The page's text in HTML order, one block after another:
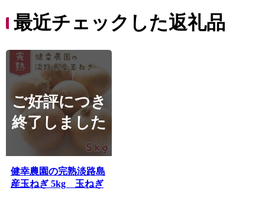
最近チェックした返礼品
ご好評につき
終了しました
健幸農園の完熟淡路島
産玉ねぎ 5kg 玉ねぎ